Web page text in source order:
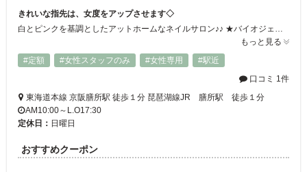
きれいな指先は、女度をアップさせます◇
白とピンクを基調としたアットホームなネイルサロン♪♪ ★バイオジェル★ 自爪の様な仕上がりで、付けたての艶、アートが、１ヶ月程度持続します。二枚爪などの補強にもなります。 ★ジェルスカルプ★ 長さが出せるので、３Ｄやストーンを、たくさん乗せる、デザインが人気です。 ★フットジェル★ 手ではできない派手目な、カラーやアートが人気です。
もっと見る
#定額
#女性スタッフのみ #女性専用
#駅近
口コミ 1件
東海道本線 京阪膳所駅 徒歩１分 琵琶湖線JR 膳所駅 徒歩１分
AM10:00～L.O17:30
定休日： 日曜日
おすすめクーポン